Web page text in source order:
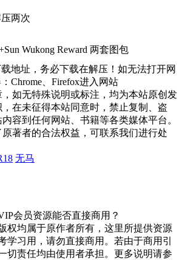
两次
Wukong Reward 两套图包
地址，务必下载在解压！如无法打开网
Chrome、Firefox进入网站
如无特殊说明或标注，均为本站原创发
在未征得本站同意时，禁止复制、盗
容到任何网站、书籍等各类媒体平台。
著者的合法权益，可联系我们进行处
无马
会员资源能否直接商用？
权均属于原作者所有，这里所提供资源
学习用，请勿直接商用。若由于商用引
切责任均由使用者承担。更多说明请参